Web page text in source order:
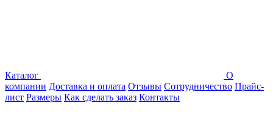
Каталог
О
компании Доставка и оплата Отзывы Сотрудничество Прайс-
лист Размеры Как сделать заказ Контакты